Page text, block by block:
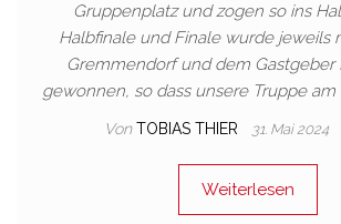
Gruppenplatz und zogen so ins
Halbfinale und Finale wurde jeweils
Gremmendorf und dem
gewonnen, so dass unsere Truppe am
Von TOBIAS THIER 31. Mai 2024
Weiterlesen